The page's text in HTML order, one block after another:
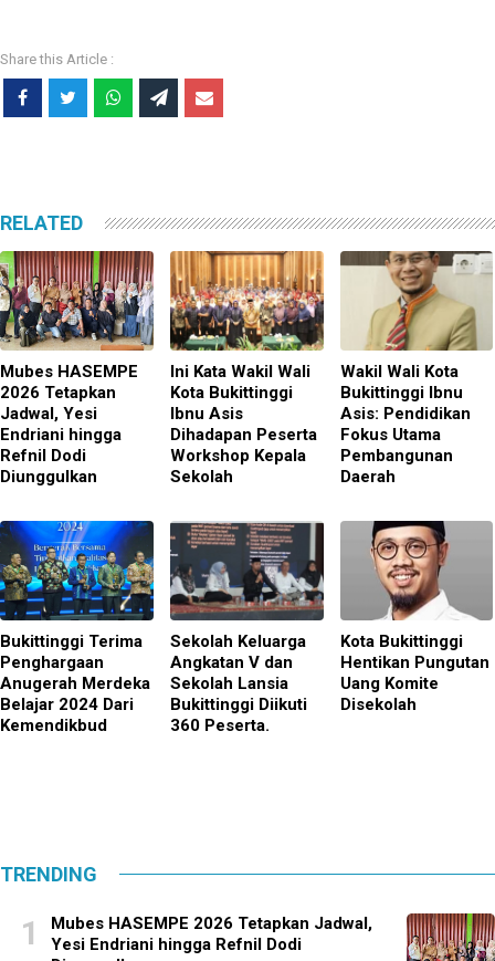
RELATED
Mubes HASEMPE
2026 Tetapkan
Jadwal, Yesi
Endriani hingga
Refnil Dodi
Diunggulkan
Ini Kata Wakil Wali
Kota Bukittinggi
Ibnu Asis
Dihadapan Peserta
Workshop Kepala
Sekolah
Wakil Wali Kota
Bukittinggi Ibnu
Asis: Pendidikan
Fokus Utama
Pembangunan
Daerah
Bukittinggi Terima
Penghargaan
Anugerah Merdeka
Belajar 2024 Dari
Kemendikbud
Sekolah Keluarga
Angkatan V dan
Sekolah Lansia
Bukittinggi Diikuti
360 Peserta.
Kota Bukittinggi
Hentikan Pungutan
Uang Komite
Disekolah
TRENDING
Mubes HASEMPE 2026 Tetapkan Jadwal,
Yesi Endriani hingga Refnil Dodi